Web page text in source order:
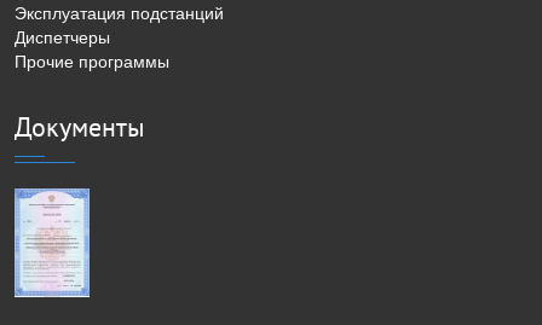
Эксплуатация подстанций
Диспетчеры
Прочие программы
Документы